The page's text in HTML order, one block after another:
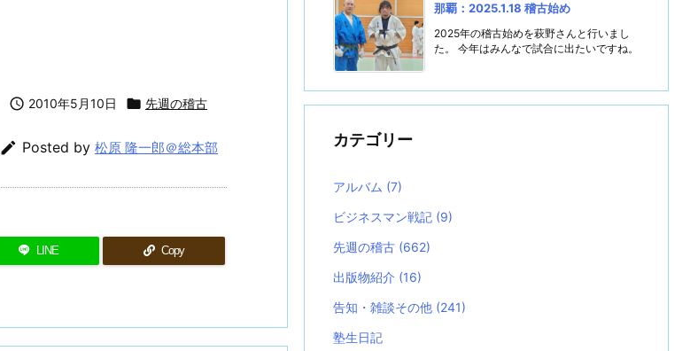
 2010年5月10日  先週の稽古
 Posted by 松原 隆一郎＠総本部
LINE Copy
那覇：2025.1.18 稽古始め
2025年の稽古始めを萩野さんと行いまし
た。 今年はみんなで試合に出たいですね。
カテゴリー
アルバム (7)
ビジネスマン戦記 (9)
先週の稽古 (662)
出版物紹介 (16)
告知・雑談その他 (241)
塾生日記